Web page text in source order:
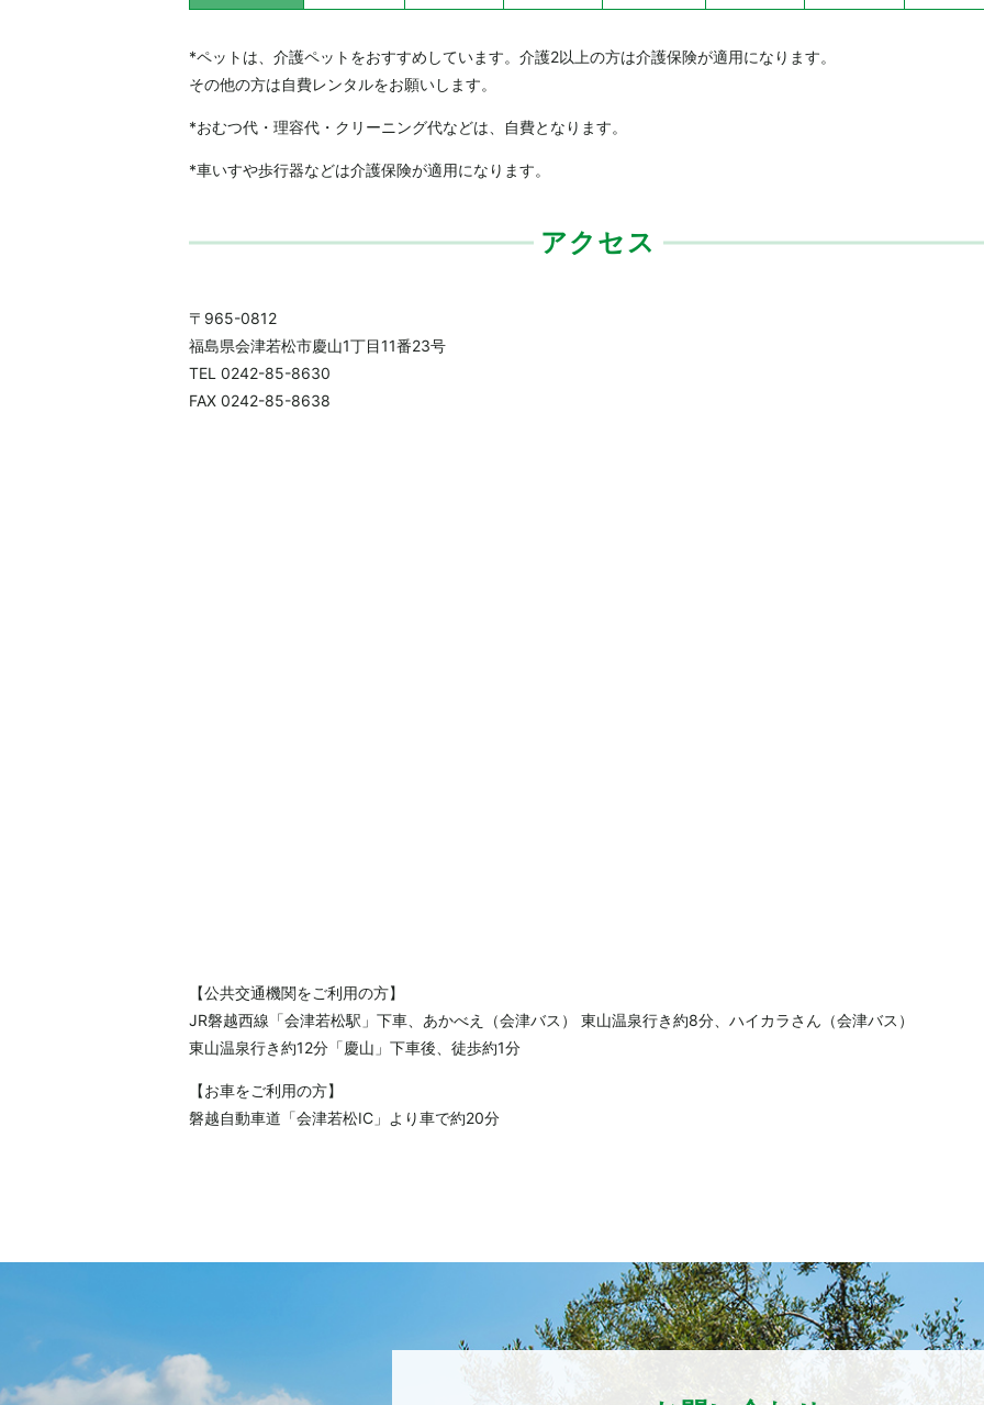
*ペットは、介護ペットをおすすめしています。介護2以上の方は介護保険が適用になります。
その他の方は自費レンタルをお願いします。
*おむつ代・理容代・クリーニング代などは、自費となります。
*車いすや歩行器などは介護保険が適用になります。
アクセス
〒965-0812
福島県会津若松市慶山1丁目11番23号
TEL 0242-85-8630
FAX 0242-85-8638
【公共交通機関をご利用の方】
JR磐越西線「会津若松駅」下車、あかべえ（会津バス） 東山温泉行き約8分、ハイカラさん（会津バス）
東山温泉行き約12分「慶山」下車後、徒歩約1分
【お車をご利用の方】
磐越自動車道「会津若松IC」より車で約20分